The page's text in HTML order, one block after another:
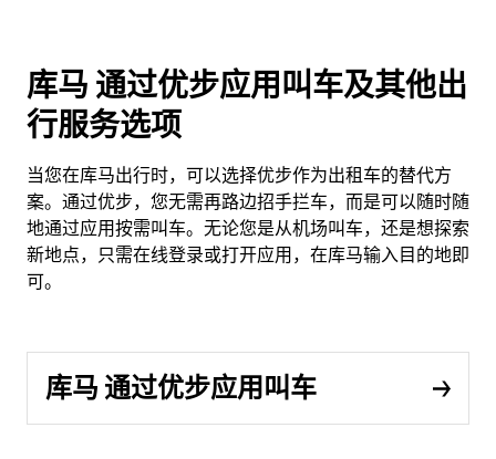
库马 通过优步应用叫车及其他出
行服务选项
当您在库马出行时，可以选择优步作为出租车的替代方
案。通过优步，您无需再路边招手拦车，而是可以随时随
地通过应用按需叫车。无论您是从机场叫车，还是想探索
新地点，只需在线登录或打开应用，在库马输入目的地即
可。
库马 通过优步应用叫车